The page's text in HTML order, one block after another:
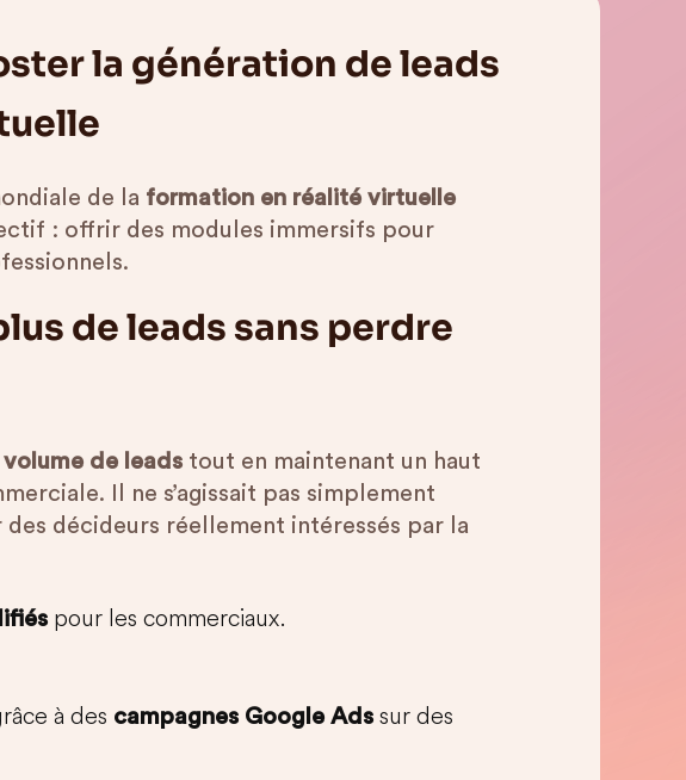
la génération de leads
de la formation en réalité virtuelle
: offrir des modules immersifs pour
de leads sans perdre
de leads tout en maintenant un haut
Il ne s’agissait pas simplement
des décideurs réellement intéressés par la
pour les commerciaux.
à des campagnes Google Ads sur des